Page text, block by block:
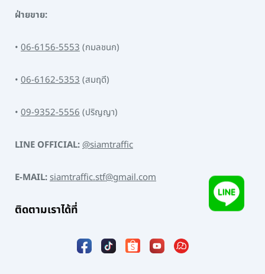
ฝ่ายขาย:
• 06-6156-5553(กมลชนก)
• 06-6162-5353(สมฤดี)
• 09-9352-5556(ปริญญา)
LINE OFFICIAL:@siamtraffic
E-MAIL:siamtraffic.stf@gmail.com
ติดตามเราได้ที่